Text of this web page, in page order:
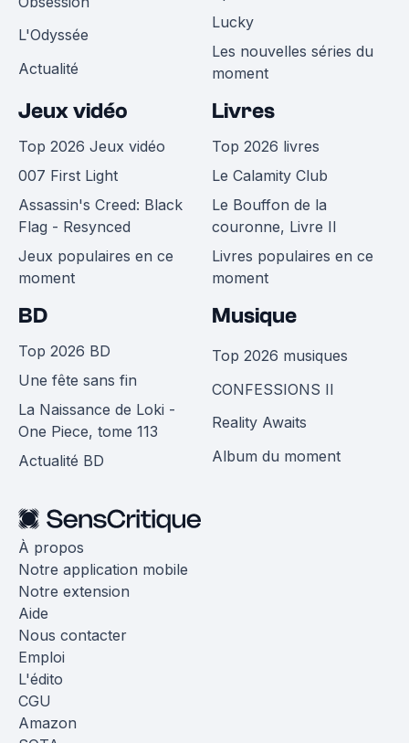
L'Odyssée
Actualité
Lucky
Les nouvelles séries du
moment
Jeux vidéo
Top 2026 Jeux vidéo
007 First Light
Assassin's Creed: Black
Flag - Resynced
Jeux populaires en ce
moment
Livres
Top 2026 livres
Le Calamity Club
Le Bouffon de la
couronne, Livre II
Livres populaires en ce
moment
BD
Top 2026 BD
Une fête sans fin
La Naissance de Loki -
One Piece, tome 113
Actualité BD
Musique
Top 2026 musiques
CONFESSIONS II
Reality Awaits
Album du moment
À propos
Notre application mobile
Notre extension
Aide
Nous contacter
Emploi
L'édito
CGU
Amazon